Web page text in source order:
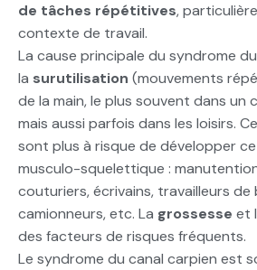
de tâches répétitives,
contexte de travail.
La cause principale du syndrome
la surutilisation (mouvements
de la main, le plus souvent dans un
mais aussi parfois dans les loisirs.
sont plus à risque de développer
musculo-squelettique :
couturiers, écrivains, travailleurs de
camionneurs, etc. La grossesse et
des facteurs de risques fréquents.
Le syndrome du canal carpien est